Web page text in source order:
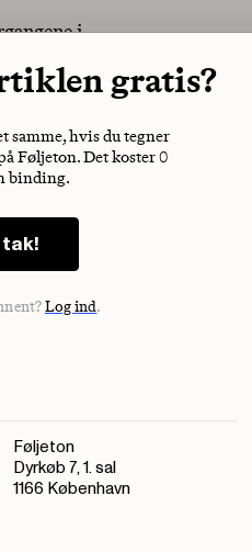
i
gratis?
samme, hvis du tegner
Føljeton. Det koster 0
binding.
Log ind.
Føljeton
Dyrkøb 7, 1. sal
1166 København